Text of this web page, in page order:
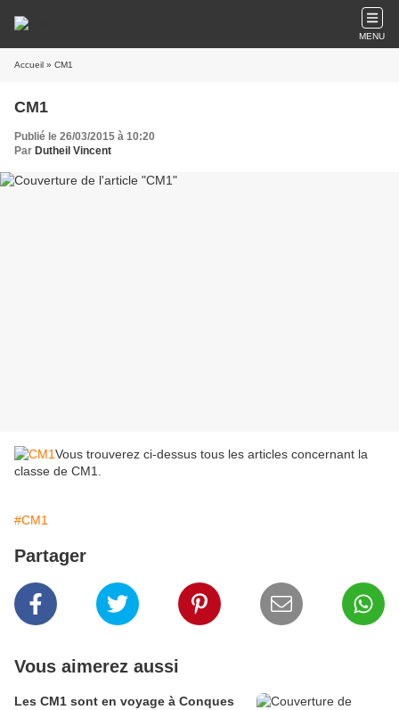
MENU
Accueil » CM1
CM1
Publié le 26/03/2015 à 10:20
Par Dutheil Vincent
Vous trouverez ci-dessus tous les articles concernant la
classe de CM1.
#CM1
Partager
Vous aimerez aussi
Les CM1 sont en voyage à Conques